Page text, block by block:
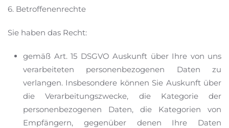
6. Betroffenenrechte
Sie haben das Recht:
gemäß Art. 15 DSGVO Auskunft über Ihre von uns
verarbeiteten personenbezogenen Daten zu
verlangen. Insbesondere können Sie Auskunft über
die Verarbeitungszwecke, die Kategorie der
personenbezogenen Daten, die Kategorien von
Empfängern, gegenüber denen Ihre Daten